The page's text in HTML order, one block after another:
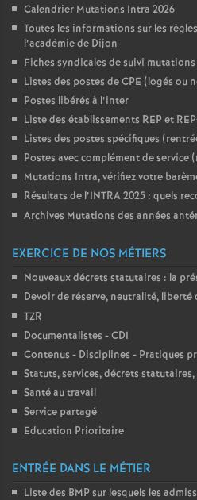
Calendrier Mutations Intra 2026
Toutes les informations sur les
l’académie de Dijon
Fiches syndicales de suivi
Listes des postes de CPE (logés ou
Postes libérés à l’inter
Liste des établissements REP et
Listes des postes spécifiques
Postes avec complément de service
Mutations Intra, vérifiez votre
Résultats de l’INTRA 2025 : quels
Archives Mutations des années
EXERCICE DE NOS MÉTIERS
Nouveaux décrets statutaires : la
Devoir de réserve, neutralité, liberté
TZR
Documentalistes - CDI
Contenus - Disciplines - Pratiques
Statuts, services, décrets statutaires,
Santé au travail
Service partagé
Education Prioritaire
ENTRÉE DANS LE MÉTIER
Liste des BMP sur lesquels les